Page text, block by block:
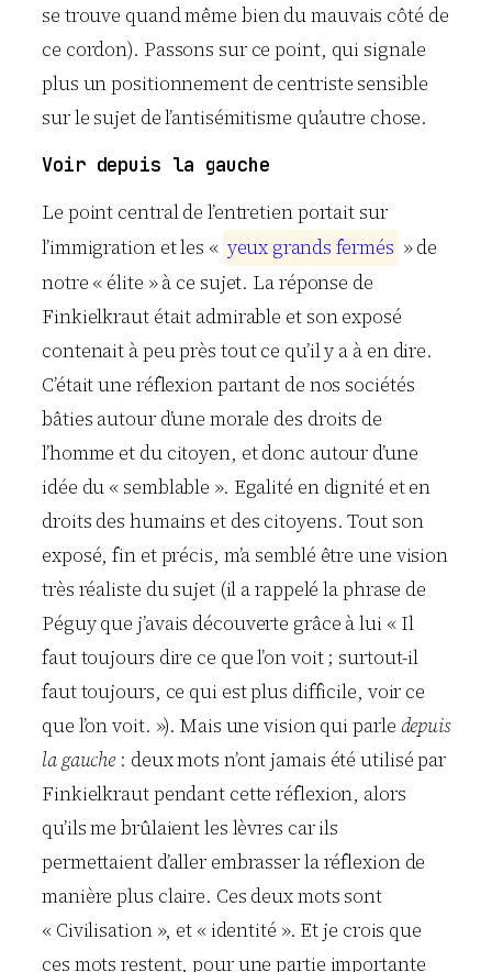
se trouve quand même bien du mauvais côté de
ce cordon). Passons sur ce point, qui signale
plus un positionnement de centriste sensible
sur le sujet de l’antisémitisme qu’autre chose.
Voir depuis la gauche
Le point central de l’entretien portait sur
l’immigration et les « yeux grands fermés » de
notre « élite » à ce sujet. La réponse de
Finkielkraut était admirable et son exposé
contenait à peu près tout ce qu’il y a à en dire.
C’était une réflexion partant de nos sociétés
bâties autour d’une morale des droits de
l’homme et du citoyen, et donc autour d’une
idée du « semblable ». Egalité en dignité et en
droits des humains et des citoyens. Tout son
exposé, fin et précis, m’a semblé être une vision
très réaliste du sujet (il a rappelé la phrase de
Péguy que j’avais découverte grâce à lui « Il
faut toujours dire ce que l’on voit ; surtout-il
faut toujours, ce qui est plus difficile, voir ce
que l’on voit. »). Mais une vision qui parle depuis
la gauche: deux mots n’ont jamais été utilisé par
Finkielkraut pendant cette réflexion, alors
qu’ils me brûlaient les lèvres car ils
permettaient d’aller embrasser la réflexion de
manière plus claire. Ces deux mots sont
« Civilisation », et « identité ». Et je crois que
ces mots restent, pour une partie importante